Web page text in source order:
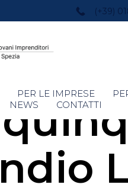
(+39)
PER LE IMPRESE
NEWS CONTATTI